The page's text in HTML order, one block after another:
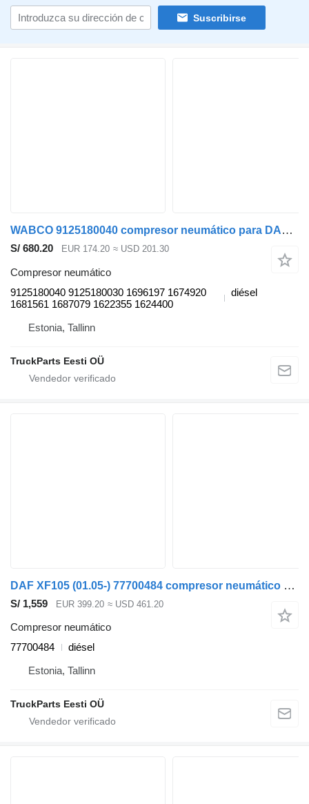
Suscribirse
WABCO 9125180040 compresor neumático para DAF XF95, XF105 (2001-2014) cabeza tractora
S/ 680.20 EUR 174.20 ≈ USD 201.30
Compresor neumático
9125180040 9125180030 1696197 1674920
1681561 1687079 1622355 1624400
diésel
Estonia, Tallinn
TruckParts Eesti OÜ
DAF XF105 (01.05-) 77700484 compresor neumático para DAF XF95, XF105 (2001-2014) cabeza tractora
S/ 1,559 EUR 399.20 ≈ USD 461.20
Compresor neumático
77700484
diésel
Estonia, Tallinn
TruckParts Eesti OÜ